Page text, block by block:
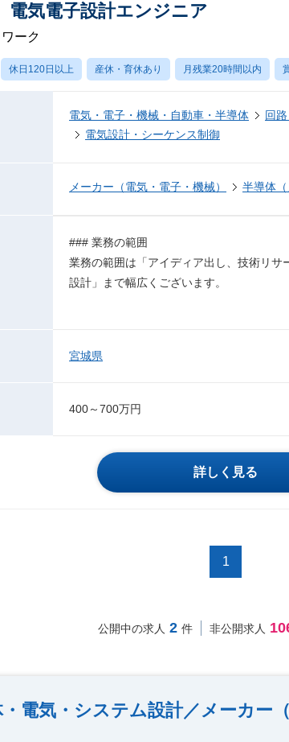
電気電子設計エンジニア
ーク
休日120日以上 産休・育休あり 月残業20時間以内
電気・電子・機械・自動車・半導体
回
電気設計・シーケンス制御
メーカー（電気・電子・機械） 半導体（
### 業務の範囲
業務の範囲は「アイディア出し、技術リ
設計」まで幅広くございます。
宮城県
400～700万円
詳しく見る
1
公開中の求人 2 件 非公開求人
・電気・システム設計／メーカー